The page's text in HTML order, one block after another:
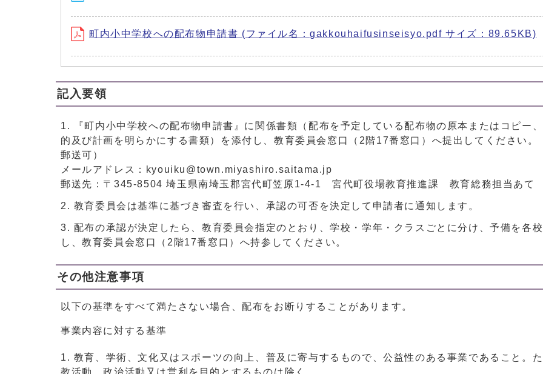
町内小中学校への配布物申請書 (ファイル名：gakkouhaifusinseisyo.pdf サイズ：89.65KB)
記入要領
『町内小中学校への配布物申請書』に関係書類（配布を予定している配布物の原本またはコピー、
的及び計画を明らかにする書類）を添付し、教育委員会窓口（2階17番窓口）へ提出してください。
郵送可）
メールアドレス：kyouiku@town.miyashiro.saitama.jp
郵送先：〒345-8504 埼玉県南埼玉郡宮代町笠原1-4-1 宮代町役場教育推進課 教育総務担当あて
教育委員会は基準に基づき審査を行い、承認の可否を決定して申請者に通知します。
配布の承認が決定したら、教育委員会指定のとおり、学校・学年・クラスごとに分け、予備を各
し、教育委員会窓口（2階17番窓口）へ持参してください。
その他注意事項
以下の基準をすべて満たさない場合、配布をお断りすることがあります。
事業内容に対する基準
教育、学術、文化又はスポーツの向上、普及に寄与するもので、公益性のある事業であること。
教活動、政治活動又は営利を目的とするものは除く